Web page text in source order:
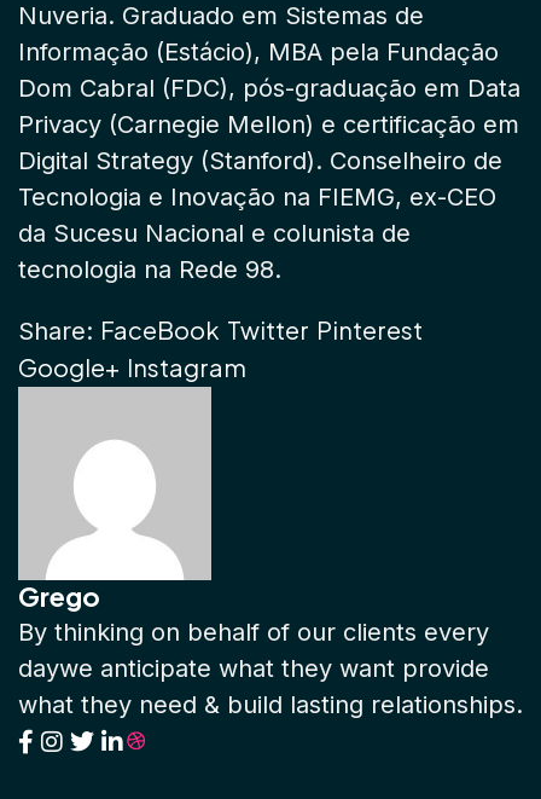
Nuveria. Graduado em Sistemas de
Informação (Estácio), MBA pela Fundação
Dom Cabral (FDC), pós-graduação em Data
Privacy (Carnegie Mellon) e certificação em
Digital Strategy (Stanford). Conselheiro de
Tecnologia e Inovação na FIEMG, ex-CEO
da Sucesu Nacional e colunista de
tecnologia na Rede 98.
Share: FaceBook Twitter Pinterest
Google+ Instagram
Grego
By thinking on behalf of our clients every
daywe anticipate what they want provide
what they need & build lasting relationships.